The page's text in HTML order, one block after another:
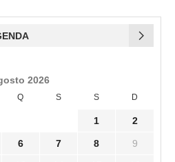
2026
Q S S D
1 2
6 7 8 9